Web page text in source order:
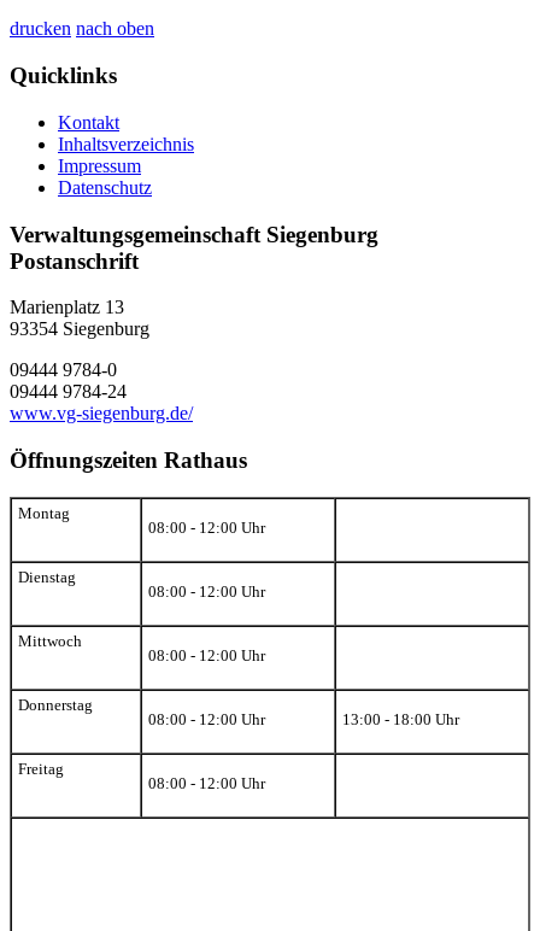
drucken nach oben
Quicklinks
Kontakt
Inhaltsverzeichnis
Impressum
Datenschutz
Verwaltungsgemeinschaft Siegenburg
Postanschrift
Marienplatz 13
93354 Siegenburg
09444 9784-0
09444 9784-24
www.vg-siegenburg.de/
Öffnungszeiten Rathaus
Montag
08:00 - 12:00 Uhr
Dienstag
08:00 - 12:00 Uhr
Mittwoch
08:00 - 12:00 Uhr
Donnerstag
08:00 - 12:00 Uhr
13:00 - 18:00 Uhr
Freitag
08:00 - 12:00 Uhr